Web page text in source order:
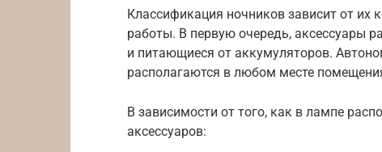
Классификация ночников зависит от их
работы. В первую очередь, аксессуары
и питающиеся от аккумуляторов.
располагаются в любом месте
В зависимости от того, как в лампе
аксессуаров: